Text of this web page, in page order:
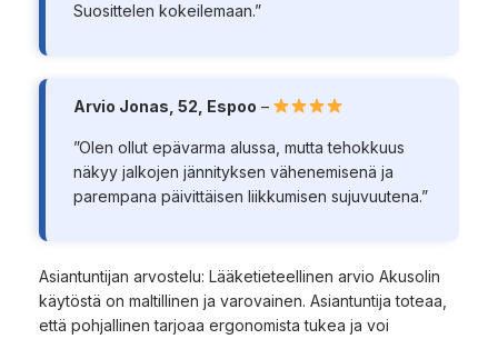
Suosittelen kokeilemaan.”
Arvio Jonas, 52, Espoo –
”Olen ollut epävarma alussa, mutta tehokkuus
näkyy jalkojen jännityksen vähenemisenä ja
parempana päivittäisen liikkumisen sujuvuutena.”
Asiantuntijan arvostelu: Lääketieteellinen arvio Akusolin
käytöstä on maltillinen ja varovainen. Asiantuntija toteaa,
että pohjallinen tarjoaa ergonomista tukea ja voi